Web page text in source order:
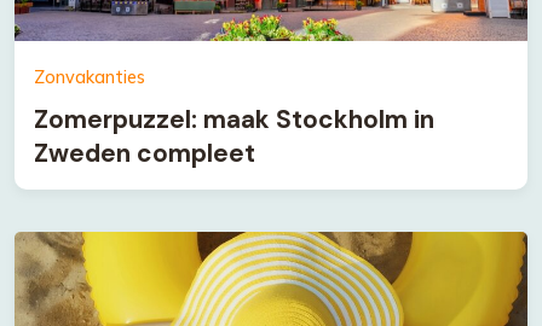
Zonvakanties
Zomerpuzzel: maak Stockholm in
Zweden compleet